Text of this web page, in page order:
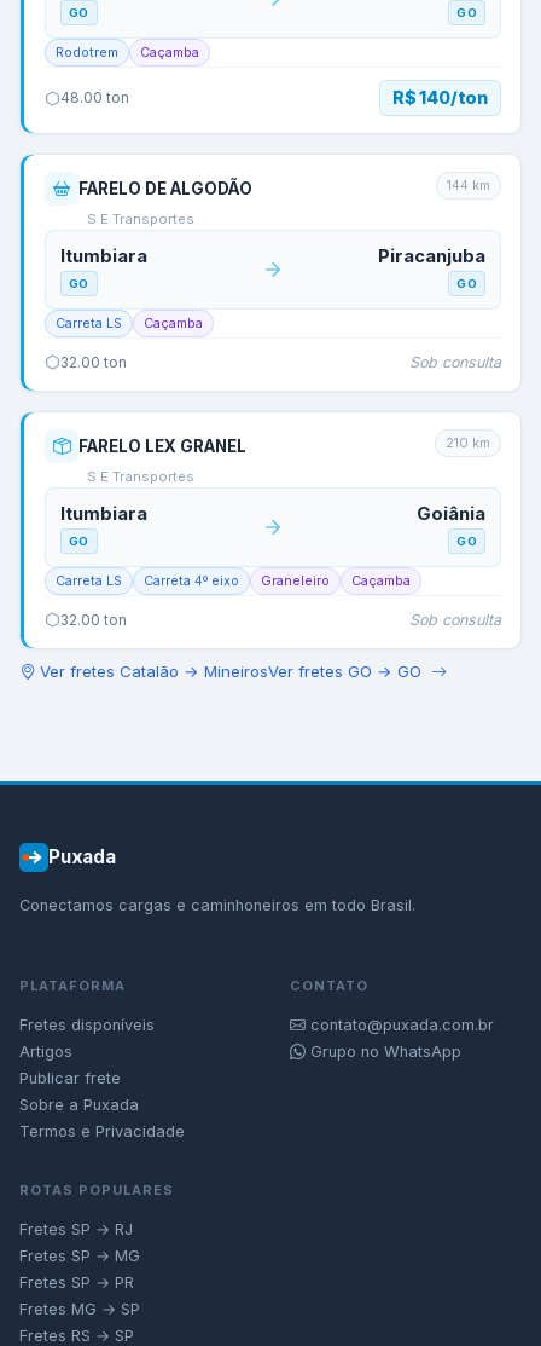
GO GO
Rodotrem Caçamba
48.00 ton R$ 140/ton
FARELO DE ALGODÃO
S E Transportes
144 km
Itumbiara
GO
Piracanjuba
GO
Carreta LS Caçamba
32.00 ton Sob consulta
FARELO LEX GRANEL
S E Transportes
210 km
Itumbiara
GO
Goiânia
GO
Carreta LS Carreta 4º eixo Graneleiro Caçamba
32.00 ton Sob consulta
Ver fretes Catalão → MineirosVer fretes GO → GO
Puxada
Conectamos cargas e caminhoneiros em todo Brasil.
PLATAFORMA
Fretes disponíveis
Artigos
Publicar frete
Sobre a Puxada
Termos e Privacidade
CONTATO
contato@puxada.com.br
Grupo no WhatsApp
ROTAS POPULARES
Fretes SP → RJ
Fretes SP → MG
Fretes SP → PR
Fretes MG → SP
Fretes RS → SP